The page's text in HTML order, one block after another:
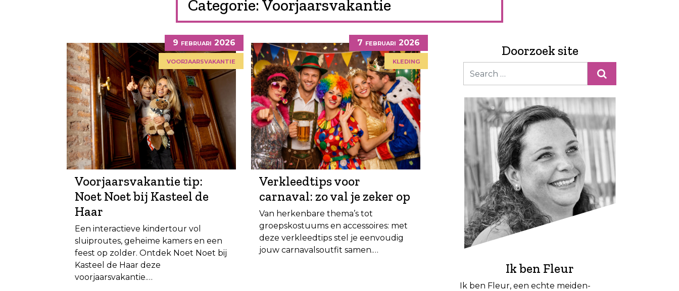
Categorie: Voorjaarsvakantie
9 februari 2026
voorjaarsvakantie
Voorjaarsvakantie tip:
Noet Noet bij Kasteel de
Haar
Een interactieve kindertour vol
sluiproutes, geheime kamers en een
feest op zolder. Ontdek Noet Noet bij
Kasteel de Haar deze
voorjaarsvakantie.…
7 februari 2026
kleding
Verkleedtips voor
carnaval: zo val je zeker op
Van herkenbare thema’s tot
groepskostuums en accessoires: met
deze verkleedtips stel je eenvoudig
jouw carnavalsoutfit samen.…
Doorzoek site
Ik ben Fleur
Ik ben Fleur, een echte meiden-